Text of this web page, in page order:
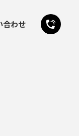
合わせ